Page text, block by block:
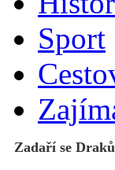
Sport
Zadaří se